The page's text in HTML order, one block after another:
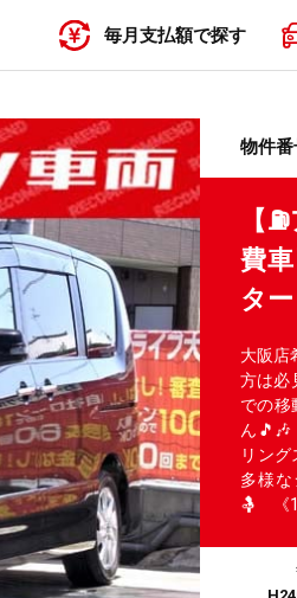
毎月支払額で探す
物件
【
費
タ
大阪店
方は必
での移
ん
リン
多様
🤱 《1